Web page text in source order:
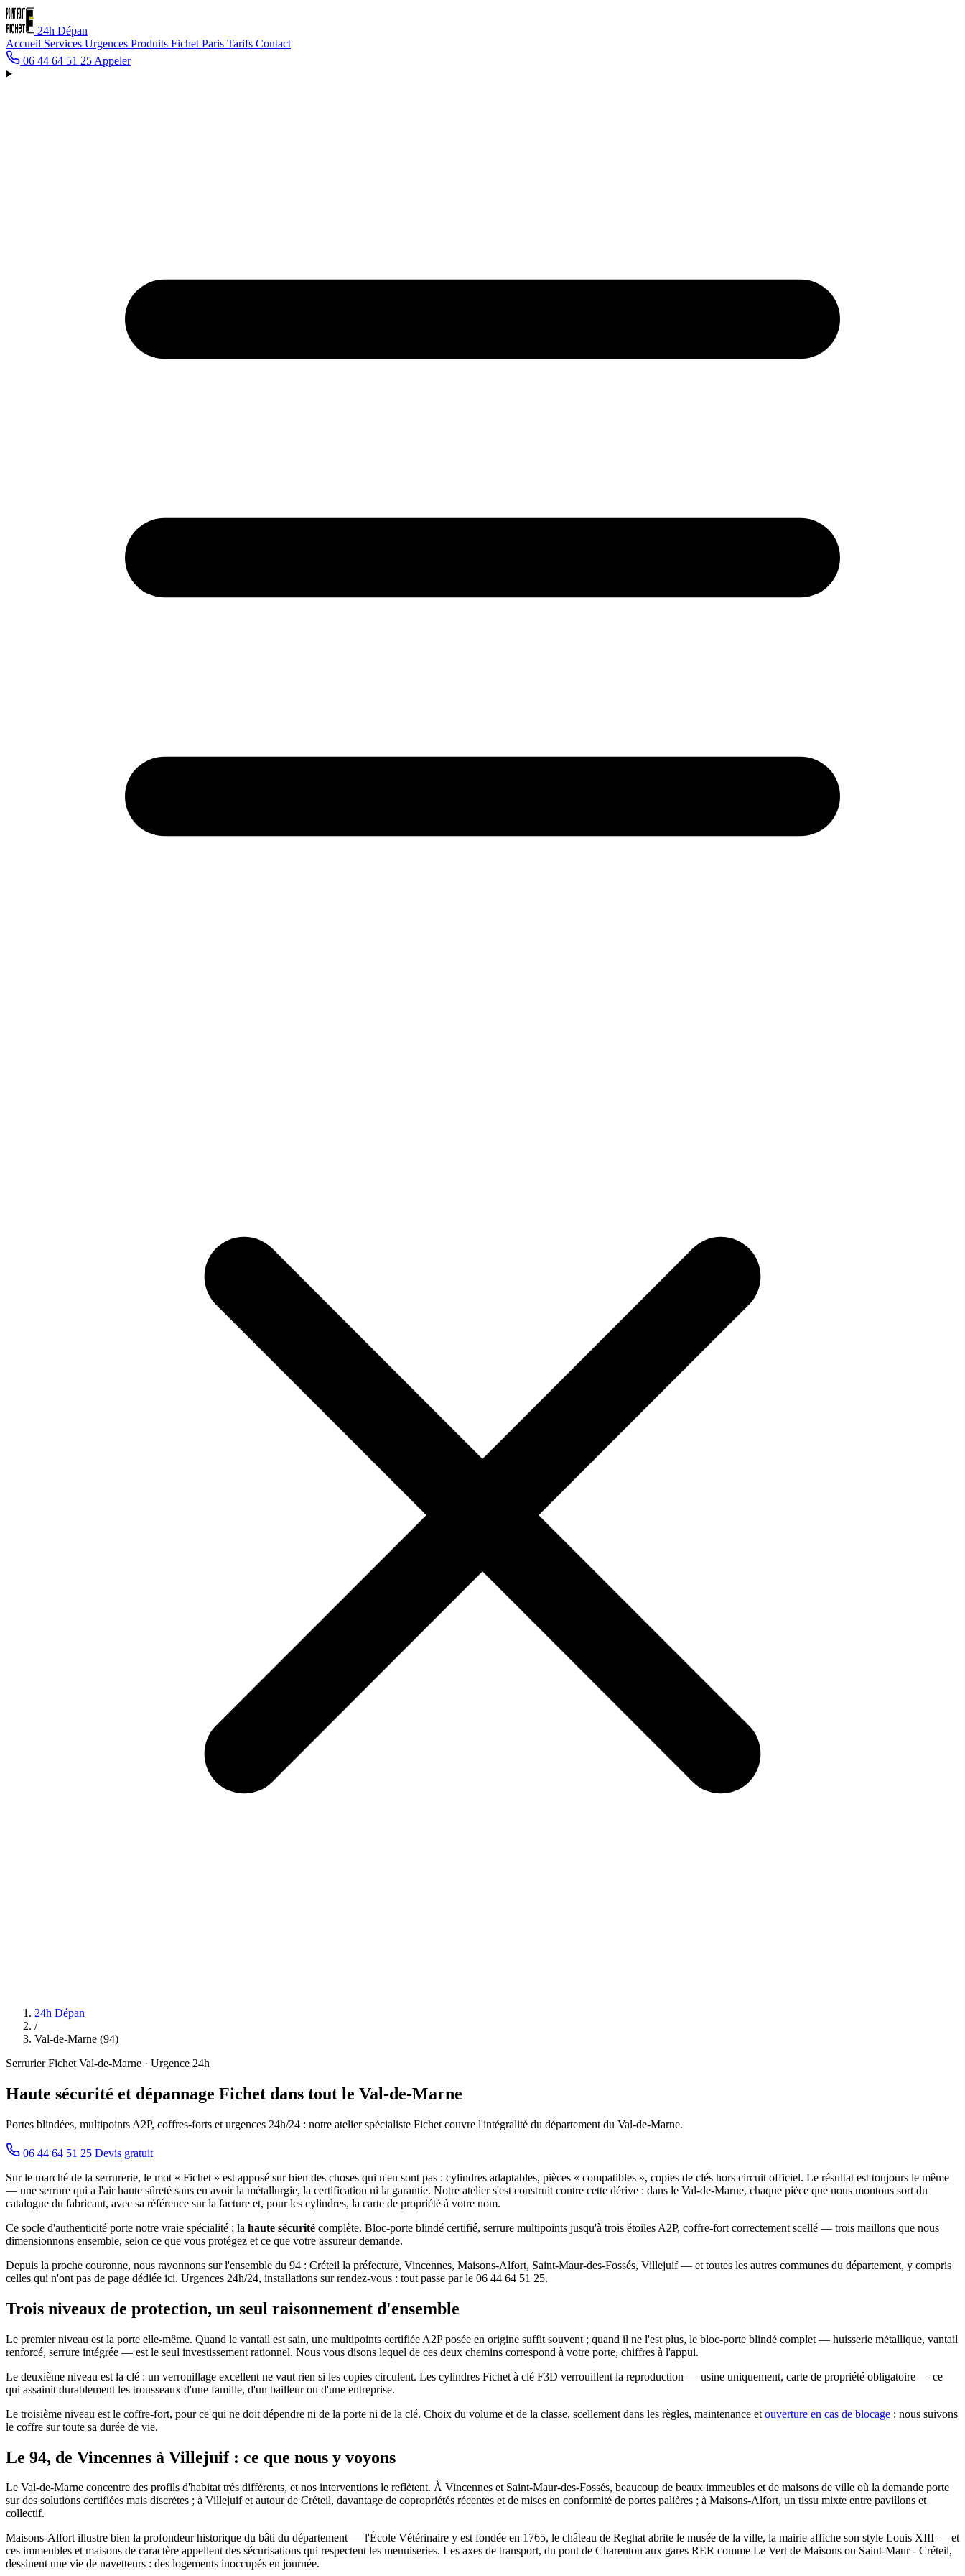
24h Dépan
Accueil Services Urgences Produits Fichet Paris Tarifs Contact
06 44 64 51 25 Appeler
24h Dépan
/
Val-de-Marne (94)
Serrurier Fichet Val-de-Marne · Urgence 24h
Haute sécurité et dépannage Fichet dans tout le Val-de-Marne
Portes blindées, multipoints A2P, coffres-forts et urgences 24h/24 : notre atelier spécialiste Fichet couvre l'intégralité du département du Val-de-Marne.
06 44 64 51 25 Devis gratuit
Sur le marché de la serrurerie, le mot « Fichet » est apposé sur bien des choses qui n'en sont pas : cylindres adaptables, pièces « compatibles », copies de clés hors circuit officiel. Le résultat est toujours le même
— une serrure qui a l'air haute sûreté sans en avoir la métallurgie, la certification ni la garantie. Notre atelier s'est construit contre cette dérive : dans le Val-de-Marne, chaque pièce que nous montons sort du
catalogue du fabricant, avec sa référence sur la facture et, pour les cylindres, la carte de propriété à votre nom.
Ce socle d'authenticité porte notre vraie spécialité : la haute sécurité complète. Bloc-porte blindé certifié, serrure multipoints jusqu'à trois étoiles A2P, coffre-fort correctement scellé — trois maillons que nous
dimensionnons ensemble, selon ce que vous protégez et ce que votre assureur demande.
Depuis la proche couronne, nous rayonnons sur l'ensemble du 94 : Créteil la préfecture, Vincennes, Maisons-Alfort, Saint-Maur-des-Fossés, Villejuif — et toutes les autres communes du département, y compris
celles qui n'ont pas de page dédiée ici. Urgences 24h/24, installations sur rendez-vous : tout passe par le 06 44 64 51 25.
Trois niveaux de protection, un seul raisonnement d'ensemble
Le premier niveau est la porte elle-même. Quand le vantail est sain, une multipoints certifiée A2P posée en origine suffit souvent ; quand il ne l'est plus, le bloc-porte blindé complet — huisserie métallique, vantail
renforcé, serrure intégrée — est le seul investissement rationnel. Nous vous disons lequel de ces deux chemins correspond à votre porte, chiffres à l'appui.
Le deuxième niveau est la clé : un verrouillage excellent ne vaut rien si les copies circulent. Les cylindres Fichet à clé F3D verrouillent la reproduction — usine uniquement, carte de propriété obligatoire — ce
qui assainit durablement les trousseaux d'une famille, d'un bailleur ou d'une entreprise.
Le troisième niveau est le coffre-fort, pour ce qui ne doit dépendre ni de la porte ni de la clé. Choix du volume et de la classe, scellement dans les règles, maintenance et ouverture en cas de blocage : nous suivons
le coffre sur toute sa durée de vie.
Le 94, de Vincennes à Villejuif : ce que nous y voyons
Le Val-de-Marne concentre des profils d'habitat très différents, et nos interventions le reflètent. À Vincennes et Saint-Maur-des-Fossés, beaucoup de beaux immeubles et de maisons de ville où la demande porte
sur des solutions certifiées mais discrètes ; à Villejuif et autour de Créteil, davantage de copropriétés récentes et de mises en conformité de portes palières ; à Maisons-Alfort, un tissu mixte entre pavillons et
collectif.
Maisons-Alfort illustre bien la profondeur historique du bâti du département — l'École Vétérinaire y est fondée en 1765, le château de Reghat abrite le musée de la ville, la mairie affiche son style Louis XIII — et
ces immeubles et maisons de caractère appellent des sécurisations qui respectent les menuiseries. Les axes de transport, du pont de Charenton aux gares RER comme Le Vert de Maisons ou Saint-Maur - Créteil,
dessinent une vie de navetteurs : des logements inoccupés en journée.